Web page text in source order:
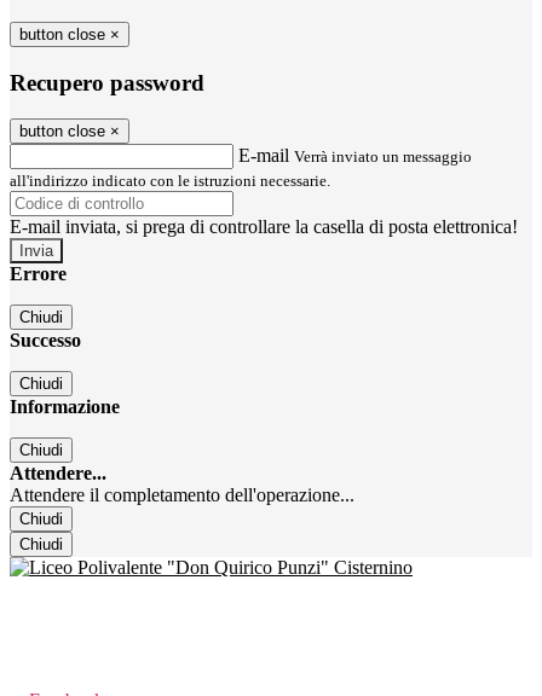
button close ×
Recupero password
button close ×
E-mail Verrà inviato un messaggio
all'indirizzo indicato con le istruzioni necessarie.
E-mail inviata, si prega di controllare la casella di posta elettronica!
Errore
Chiudi
Successo
Chiudi
Informazione
Chiudi
Attendere...
Attendere il completamento dell'operazione...
Chiudi
Chiudi